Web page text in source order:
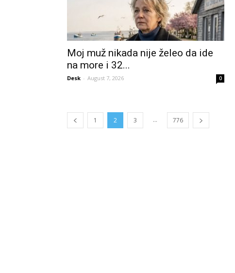
Moj muž nikada nije želeo da ide
na more i 32...
Desk - August 7, 2026 0
1 2 3 ... 776